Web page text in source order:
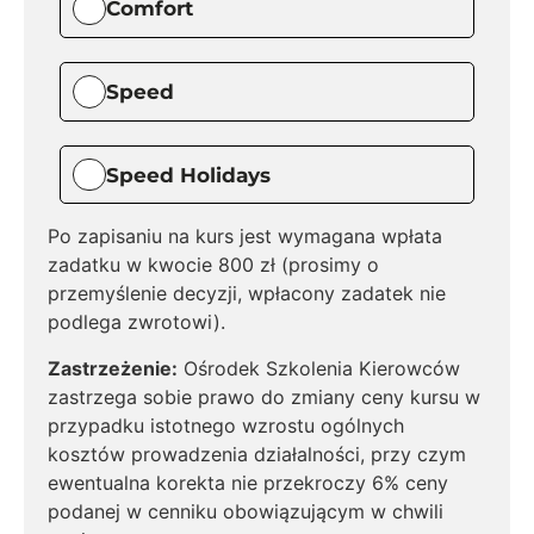
Comfort
Speed
Speed Holidays
Po zapisaniu na kurs jest wymagana wpłata
zadatku w kwocie 800 zł (prosimy o
przemyślenie decyzji, wpłacony zadatek nie
podlega zwrotowi).
Zastrzeżenie: Ośrodek Szkolenia Kierowców
zastrzega sobie prawo do zmiany ceny kursu w
przypadku istotnego wzrostu ogólnych
kosztów prowadzenia działalności, przy czym
ewentualna korekta nie przekroczy 6% ceny
podanej w cenniku obowiązującym w chwili